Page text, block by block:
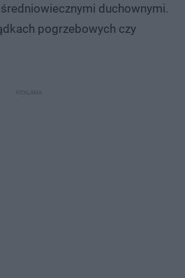
duchownymi.
pogrzebowych czy